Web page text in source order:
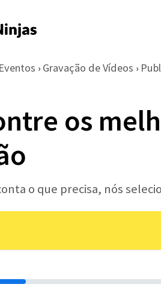
Eventos › Gravação de Vídeos ›
os
o que precisa, nós